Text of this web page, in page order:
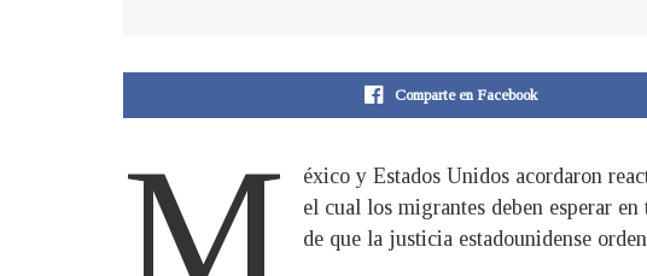
Comparte en Facebook
M
éxico y Estados Unidos acordaron
el cual los migrantes deben esperar
de que la justicia estadounidense